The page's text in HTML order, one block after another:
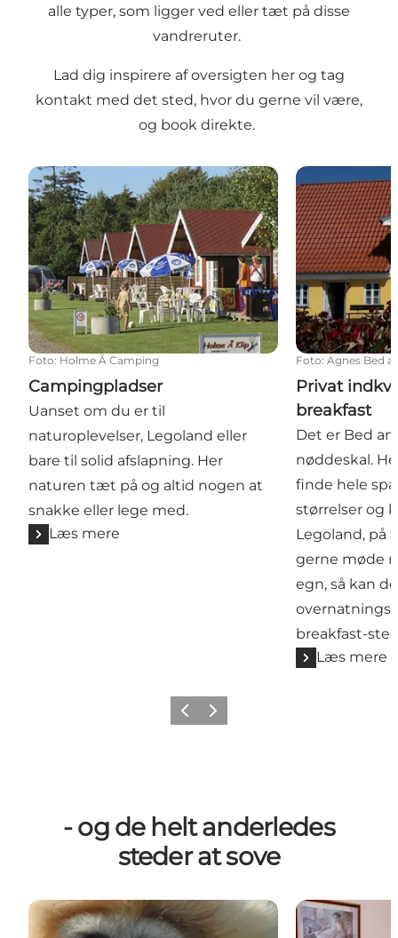
alle typer, som ligger ved eller tæt på disse
vandreruter.
Lad dig inspirere af oversigten her og tag
kontakt med det sted, hvor du gerne vil være,
og book direkte.
Campingpladser
Foto: Holme Å Camping
Campingpladser
Uanset om du er til
naturoplevelser, Legoland eller
bare til solid afslapning. Her
naturen tæt på og altid nogen at
snakke eller lege med.
Læs mere
Privat
Foto: Agnes Bed
Privat
breakfast
Det er Bed
nøddeskal.
finde hele
størrelser og
Legoland, på
gerne møde
egn, så kan
breakfast-
Læs mere
Forrige billede
Næste billede
- og de helt anderledes
steder at sove
Sov med dyrene i Glad Zoo, Lintrup Postgården